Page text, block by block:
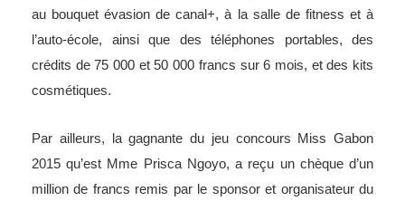
au bouquet évasion de canal+, à la salle de fitness et à
l’auto-école, ainsi que des téléphones portables, des
crédits de 75 000 et 50 000 francs sur 6 mois, et des kits
cosmétiques.
Par ailleurs, la gagnante du jeu concours Miss Gabon
2015 qu’est Mme Prisca Ngoyo, a reçu un chèque d’un
million de francs remis par le sponsor et organisateur du